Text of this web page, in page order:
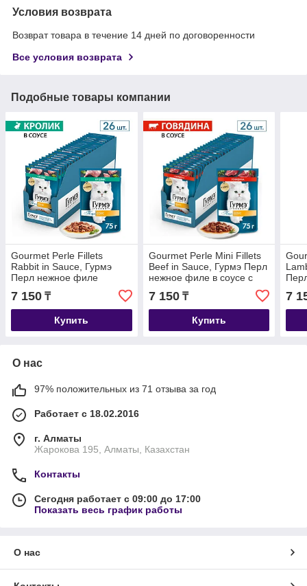
Условия возврата
Возврат товара в течение 14 дней по договоренности
Все условия возврата
Подобные товары компании
Gourmet Perle Fillets
Rabbit in Sauce, Гурмэ
Перл нежное филе
кролика в соусе, уп.26*
85гр.
7 150 ₸
Купить
Gourmet Perle Mini Fillets
Beef in Sauce, Гурмэ Перл
нежное филе в соусе с
говядиной, уп.26*75гр.
7 150₸
Купить
7
О нас
97% положительных из 71 отзыва за год
Работает с 18.02.2016
г. Алматы
Жарокова 195, Алматы, Казахстан
Контакты
Сегодня работает с 09:00 до 17:00
Показать весь график работы
О нас